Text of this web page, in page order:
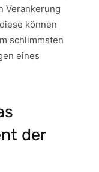
Verankerung
können
schlimmsten
eines
der